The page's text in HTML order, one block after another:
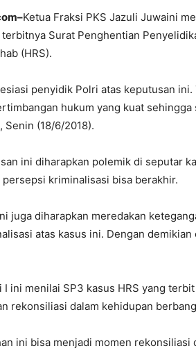
Ketua Fraksi PKS Jazuli Juwaini
Surat Penghentian
(HRS).
penyidik Polri atas keputusan
hukum yang kuat sehingga
Senin (18/6/2018).
ini diharapkan polemik di seputar
persepsi kriminalisasi bisa berakhir.
juga diharapkan meredakan
atas kasus ini. Dengan
I ini menilai SP3 kasus HRS yang
rekonsiliasi dalam kehidupan
ini bisa menjadi momen rekonsiliasi